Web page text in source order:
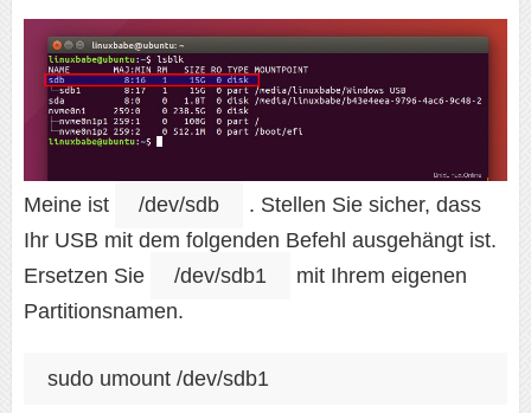
Meine ist /dev/sdb
. Stellen Sie sicher, dass
Ihr USB mit dem folgenden Befehl ausgehängt ist.
Ersetzen Sie
/dev/sdb1
mit Ihrem eigenen
Partitionsnamen.
sudo umount /dev/sdb1